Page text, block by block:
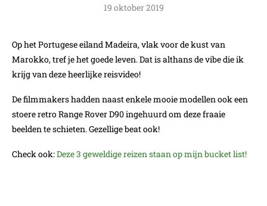
19 oktober 2019
Op het Portugese eiland Madeira, vlak voor de kust van
Marokko, tref je het goede leven. Dat is althans de vibe die ik
krijg van deze heerlijke reisvideo!
De filmmakers hadden naast enkele mooie modellen ook een
stoere retro Range Rover D90 ingehuurd om deze fraaie
beelden te schieten. Gezellige beat ook!
Check ook:Deze 3 geweldige reizen staan op mijn bucket list!